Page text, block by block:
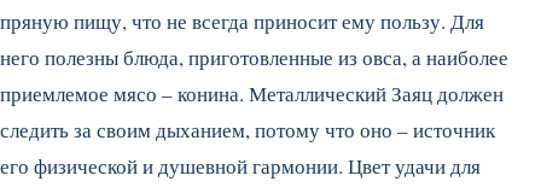
пряную пищу, что не всегда приносит ему пользу. Для
него полезны блюда, приготовленные из овса, а наиболее
приемлемое мясо – конина. Металлический Заяц должен
следить за своим дыханием, потому что оно – источник
его физической и душевной гармонии. Цвет удачи для